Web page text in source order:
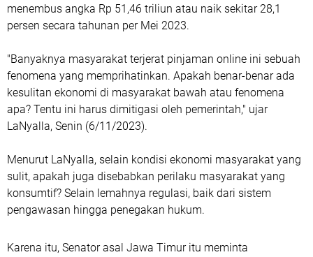
menembus angka Rp 51,46 triliun atau naik sekitar 28,1
persen secara tahunan per Mei 2023.
"Banyaknya masyarakat terjerat pinjaman online ini sebuah
fenomena yang memprihatinkan. Apakah benar-benar ada
kesulitan ekonomi di masyarakat bawah atau fenomena
apa? Tentu ini harus dimitigasi oleh pemerintah," ujar
LaNyalla, Senin (6/11/2023).
Menurut LaNyalla, selain kondisi ekonomi masyarakat yang
sulit, apakah juga disebabkan perilaku masyarakat yang
konsumtif? Selain lemahnya regulasi, baik dari sistem
pengawasan hingga penegakan hukum.
Karena itu, Senator asal Jawa Timur itu meminta